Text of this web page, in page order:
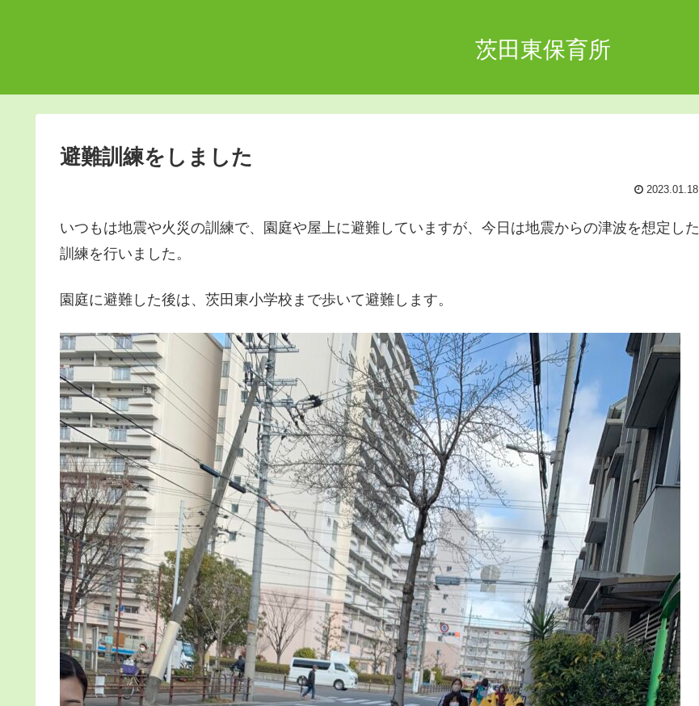
茨田東保育所
避難訓練をしました
2023.01.18
いつもは地震や火災の訓練で、園庭や屋上に避難していますが、今日は地震からの津波を想定した
訓練を行いました。
園庭に避難した後は、茨田東小学校まで歩いて避難します。